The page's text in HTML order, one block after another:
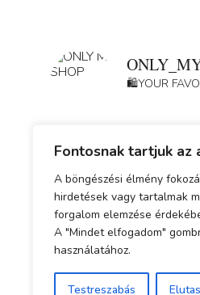
Fontosnak tartjuk
A böngészési élmény
hirdetések vagy tartalmak
forgalom elemzése
A "Mindet elfogadom"
használatához.
Testreszabás
🛍️YOUR